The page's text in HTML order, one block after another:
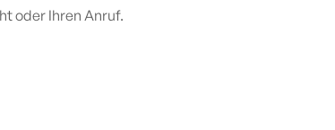
oder Ihren Anruf.